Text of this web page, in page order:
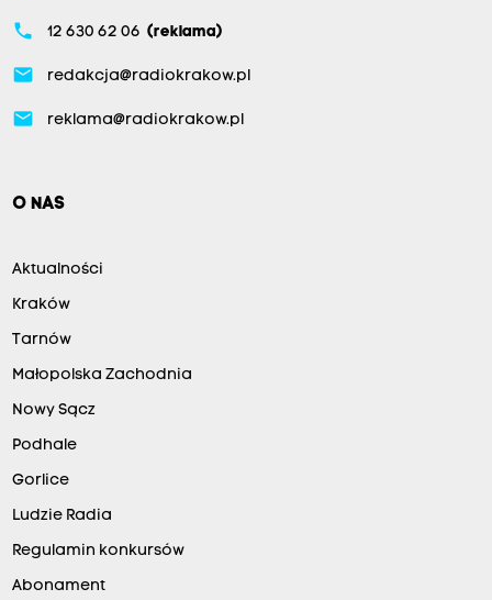
phone 12 630 62 06 (reklama)
email redakcja@radiokrakow.pl
email reklama@radiokrakow.pl
O NAS
Aktualności
Kraków
Tarnów
Małopolska Zachodnia
Nowy Sącz
Podhale
Gorlice
Ludzie Radia
Regulamin konkursów
Abonament